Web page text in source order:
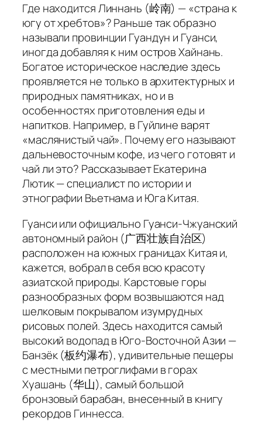
Где находится Линнань (岭南) — «страна к
югу от хребтов»? Раньше так образно
называли провинции Гуандун и Гуанси,
иногда добавляя к ним остров Хайнань.
Богатое историческое наследие здесь
проявляется не только в архитектурных и
природных памятниках, но и в
особенностях приготовления еды и
напитков. Например, в Гуйлине варят
«маслянистый чай». Почему его называют
дальневосточным кофе, из чего готовят и
чай ли это? Рассказывает Екатерина
Лютик — специалист по истории и
этнографии Вьетнама и Юга Китая.
Гуанси или официально Гуанси-Чжуанский
автономный район (广西壮族自治区)
расположен на южных границах Китая и,
кажется, вобрал в себя всю красоту
азиатской природы. Карстовые горы
разнообразных форм возвышаются над
шелковым покрывалом изумрудных
рисовых полей. Здесь находится самый
высокий водопад в Юго-Восточной Азии —
Банзёк (板约瀑布), удивительные пещеры
с местными петроглифами в горах
Хуашань (华山), самый большой
бронзовый барабан, внесенный в книгу
рекордов Гиннесса.